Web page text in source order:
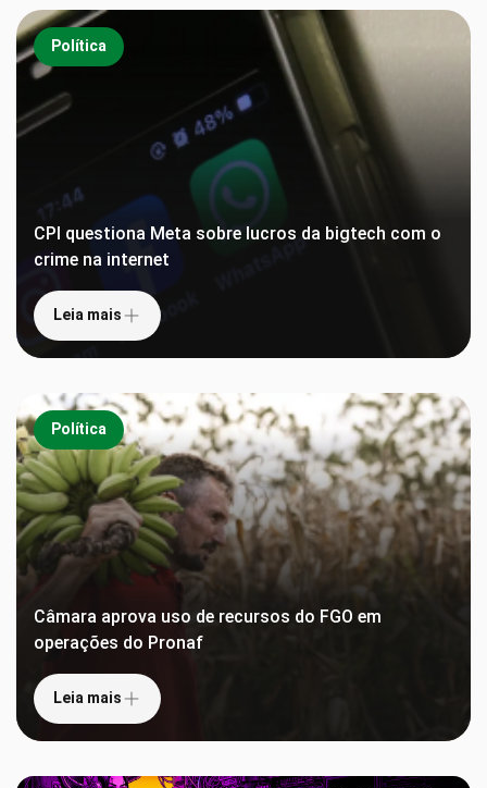
Política
CPI questiona Meta sobre lucros da bigtech com o
crime na internet
Leia mais
Política
Câmara aprova uso de recursos do FGO em
operações do Pronaf
Leia mais